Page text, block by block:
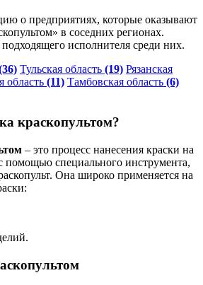
о предприятиях, которые оказывают
в соседних регионах.
исполнителя среди них.
Тульская область (19) Рязанская
область (11) Тамбовская область (6)
краскопультом?
– это процесс нанесения краски на
помощью специального инструмента,
Она широко применяется на